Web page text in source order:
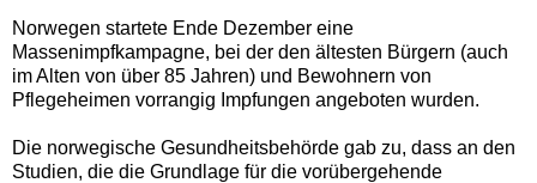
Norwegen startete Ende Dezember eine
Massenimpfkampagne, bei der den ältesten Bürgern (auch
im Alten von über 85 Jahren) und Bewohnern von
Pflegeheimen vorrangig Impfungen angeboten wurden.
Die norwegische Gesundheitsbehörde gab zu, dass an den
Studien, die die Grundlage für die vorübergehende